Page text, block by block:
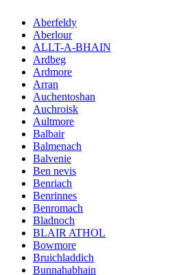
Aberfeldy
Aberlour
ALLT-A-BHAIN
Ardbeg
Ardmore
Arran
Auchentoshan
Auchroisk
Aultmore
Balbair
Balmenach
Balvenie
Ben nevis
Benriach
Benrinnes
Benromach
Bladnoch
BLAIR ATHOL
Bowmore
Bruichladdich
Bunnahabhain